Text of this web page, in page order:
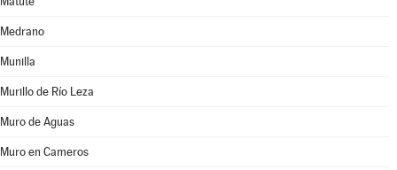
Medrano
Munilla
Murillo de Río Leza
Muro de Aguas
Muro en Cameros